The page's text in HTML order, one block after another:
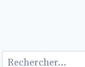
Rechercher :